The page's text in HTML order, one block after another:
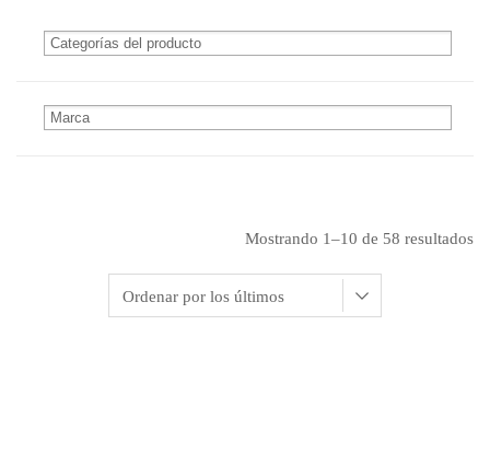
Mostrando 1–10 de 58 resultados